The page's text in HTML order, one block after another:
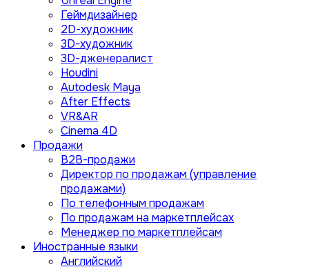
Геймдизайнер
2D-художник
3D-художник
3D-дженералист
Houdini
Autodesk Maya
After Effects
VR&AR
Cinema 4D
Продажи
B2B-продажи
Директор по продажам (управление
продажами)
По телефонным продажам
По продажам на маркетплейсах
Менеджер по маркетплейсам
Иностранные языки
Английский